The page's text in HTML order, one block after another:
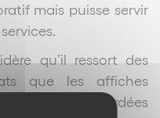
mais puisse servir
qu’il ressort des
que les affiches
seront pas regardées